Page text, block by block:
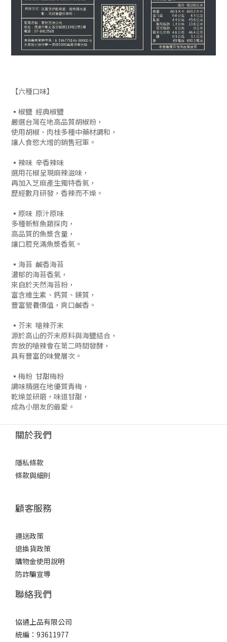
【六種口味】
▪椒鹽 經典椒鹽
嚴選台灣在地高品質胡椒粉，
使用胡椒、肉桂多種中藥材調和，
讓人食慾大增的銷售冠軍。
▪辣味 辛香辣味
選用花椒呈現麻辣滋味，
再加入芝麻產生獨特香氣，
歷經數月研發，香辣而不燥。
▪原味 原汁原味
多種新鮮魚類採肉，
高品質的魚漿含量，
讓口腔充滿魚漿香氣。
▪海苔 鹹香海苔
濃郁的海苔香氣，
來自於天然海苔粉，
富含維生素、鈣質、鎂質，
豐富營養價值，爽口鹹香。
▪芥末 嗆辣芥末
源於高山的芥末原料與海鹽結合，
奔放的嗆辣會在第二時間發酵，
具有豐富的味覺層次。
▪梅粉 甘甜梅粉
調味精選在地優質青梅，
乾燥並研磨，味道甘甜，
成為小朋友的最愛。
關於我們
隱私條款
條款與細則
顧客服務
運送政策
退換貨政策
購物金使用說明
防詐騙宣導
聯絡我們
協通上品有限公司
統編：93611977